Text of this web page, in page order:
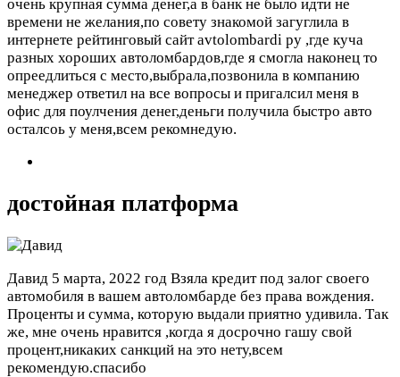
очень крупная сумма денег,а в банк не было идти не
времени не желания,по совету знакомой загуглила в
интернете рейтинговый сайт avtolombardi ру ,где куча
разных хороших автоломбардов,где я смогла наконец то
опреедлиться с место,выбрала,позвонила в компанию
менеджер ответил на все вопросы и пригалсил меня в
офис для поулчения денег,деньги получила быстро авто
осталсоь у меня,всем рекомнедую.
достойная платформа
Давид 5 марта, 2022 год Взяла кредит под залог своего
автомобиля в вашем автоломбарде без права вождения.
Проценты и сумма, которую выдали приятно удивила. Так
же, мне очень нравится ,когда я досрочно гашу свой
процент,никаких санкций на это нету,всем
рекомендую.спасибо